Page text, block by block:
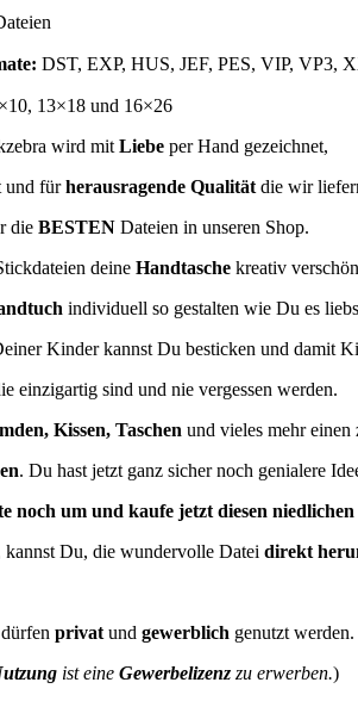
DST, EXP, HUS, JEF, PES, VIP, VP3,
13×18 und 16×26
wird mit Liebe per Hand gezeichnet,
und fürherausragende Qualität die wir
die BESTEN Dateien in unseren Shop.
deine Handtasche kreativ
individuell so gestalten wie Du es
Kinder kannst Du besticken und damit
einzigartig sind und nie vergessen werden.
Kissen, Taschen und vieles mehr
. Du hast jetzt ganz sicher noch genialere
noch um und kaufe jetzt diesen
Du, die wundervolle Datei direkt
privat und gewerblich genutzt werden.
ist eine Gewerbelizenz zu erwerben.)